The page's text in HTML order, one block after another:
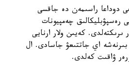
دوداعا راسىمەن دە جاقسى
رەسپۋبليكالىق چەمپيونات
ىرىكتەلدى. كەيىن ولار ارنايى
بىرنەشە اي جاتتىعۋ جاسادى. ال
ۋاقىت كەلدى.